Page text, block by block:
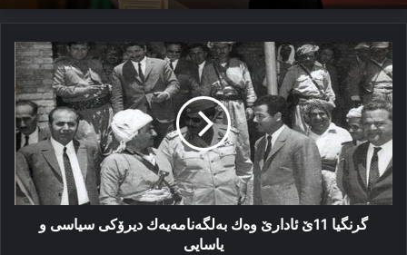
گرنگیا
11ێ
ئادارێ
وەك
بەلگەنامەیەك
دیرۆكی
سیاسی
و
یاسایی
گرنگیا 11ێ ئادارێ وەك بەلگەنامەیەك دیرۆكی سیاسی و
یاسایی